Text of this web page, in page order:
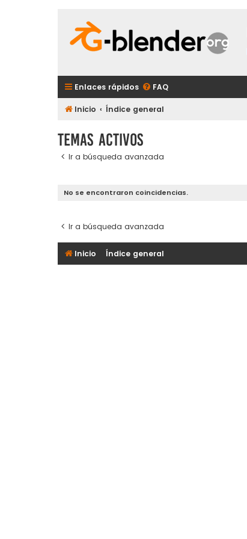
Enlaces rápidos FAQ
Inicio Índice general
Temas activos
Ir a búsqueda avanzada
No se encontraron coincidencias.
Ir a búsqueda avanzada
Inicio Índice general